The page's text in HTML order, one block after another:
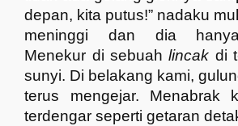
depan, kita putus!” nadaku
meninggi dan dia
Menekur di sebuahlincak di
sunyi. Di belakang kami,
terus mengejar. Menabrak
terdengar seperti getaran